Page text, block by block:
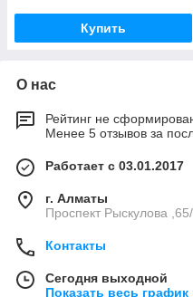
Купить
О нас
Рейтинг не
Менее 5 отзывов за
Работает с 03.01.2017
г. Алматы
Проспект Рыскулова
Контакты
Сегодня выходной
Показать весь